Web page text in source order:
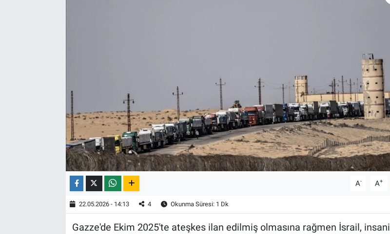
A- A+
22.05.2026 - 14:13 4 Okunma Süresi: 1 Dk
Gazze'de Ekim 2025'te ateşkes ilan edilmiş olmasına rağmen İsrail, insani